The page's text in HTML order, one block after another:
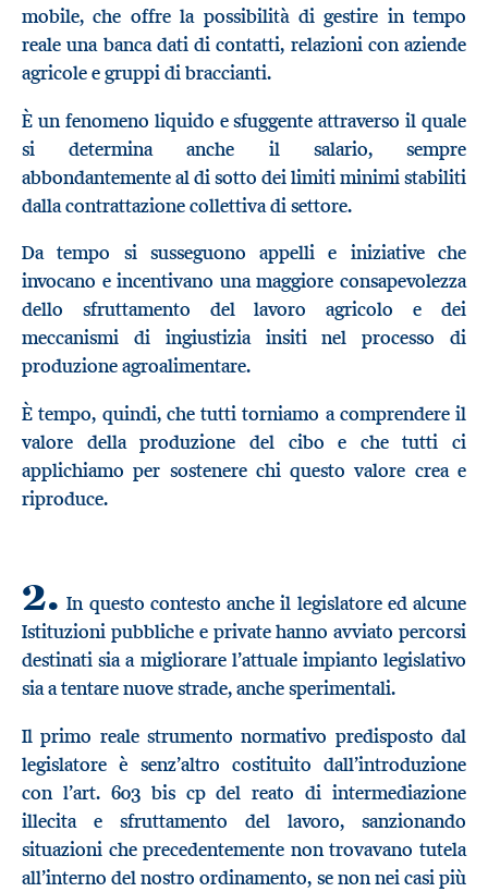
mobile, che offre la possibilità di gestire in tempo
reale una banca dati di contatti, relazioni con aziende
agricole e gruppi di braccianti.
È un fenomeno liquido e sfuggente attraverso il quale
si determina anche il salario, sempre
abbondantemente al di sotto dei limiti minimi stabiliti
dalla contrattazione collettiva di settore.
Da tempo si susseguono appelli e iniziative che
invocano e incentivano una maggiore consapevolezza
dello sfruttamento del lavoro agricolo e dei
meccanismi di ingiustizia insiti nel processo di
produzione agroalimentare.
È tempo, quindi, che tutti torniamo a comprendere il
valore della produzione del cibo e che tutti ci
applichiamo per sostenere chi questo valore crea e
riproduce.
2. In questo contesto anche il legislatore ed alcune
Istituzioni pubbliche e private hanno avviato percorsi
destinati sia a migliorare l’attuale impianto legislativo
sia a tentare nuove strade, anche sperimentali.
Il primo reale strumento normativo predisposto dal
legislatore è senz’altro costituito dall’introduzione
con l’art. 603 bis cp del reato di intermediazione
illecita e sfruttamento del lavoro, sanzionando
situazioni che precedentemente non trovavano tutela
all’interno del nostro ordinamento, se non nei casi più